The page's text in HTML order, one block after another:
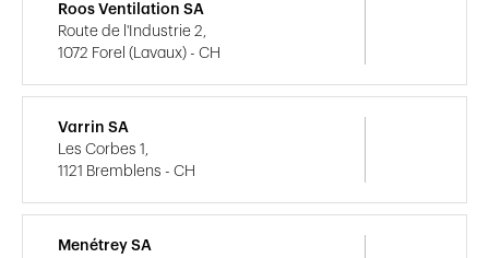
Roos Ventilation SA
Route de l'Industrie 2,
1072 Forel (Lavaux) - CH
Varrin SA
Les Corbes 1,
1121 Bremblens - CH
Menétrey SA